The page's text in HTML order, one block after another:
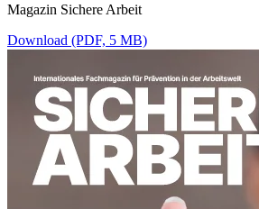
Magazin Sichere Arbeit
Download (PDF, 5 MB)